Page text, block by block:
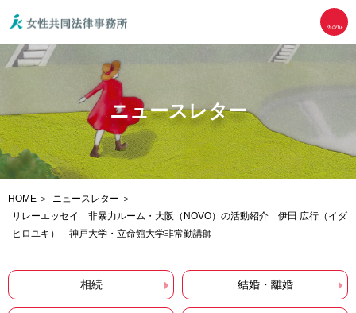
menu
ニュースレター
HOME
ニュースレター
リレーエッセイ 非暴力ルーム・大阪（NOVO）の活動紹介 伊田 広行（イダ
ヒロユキ） 神戸大学・立命館大学非常勤講師
相続 結婚・離婚